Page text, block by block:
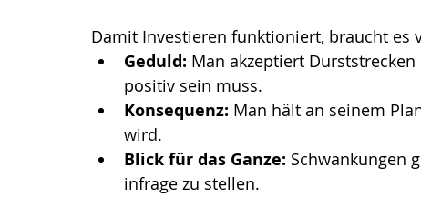
Damit Investieren funktioniert, braucht es
Geduld: Man akzeptiert
positiv sein muss.
Konsequenz: Man hält an seinem
wird.
Blick für das Ganze: Schwankungen
infrage zu stellen.